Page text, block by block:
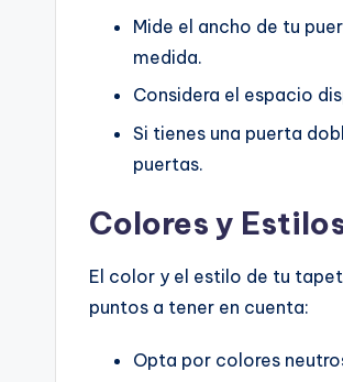
Mide el ancho de tu
medida.
Considera el espacio
Si tienes una puerta
puertas.
Colores y
El color y el estilo de tu
puntos a tener en cuenta:
Opta por colores